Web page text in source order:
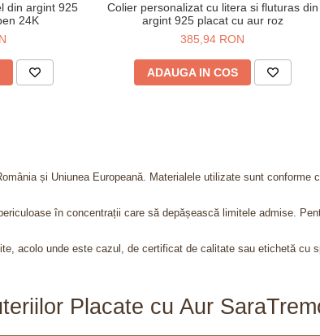
din argint 925
24K
Colier personalizat cu litera si fluturas din
argint 925 placat cu aur roz
385,94 RON
ADAUGA IN COS
și Uniunea Europeană. Materialele utilizate sunt conforme
în concentrații care să depășească limitele admise.
acolo unde este cazul, de certificat de calitate sau etichetă cu
Placate cu Aur